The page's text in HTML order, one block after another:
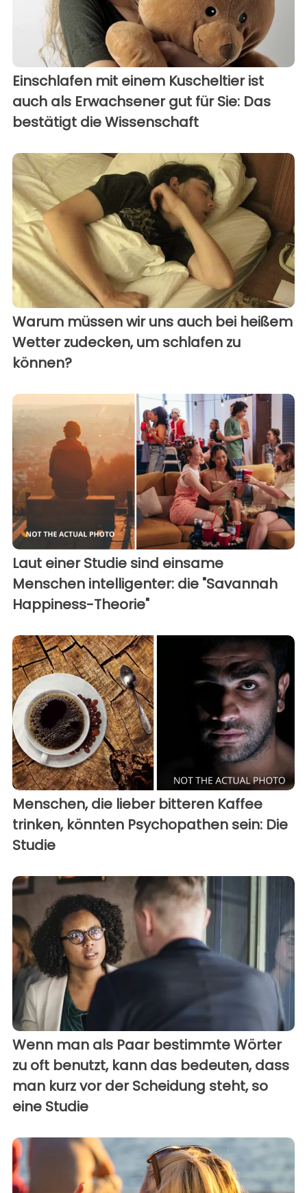
Einschlafen mit einem Kuscheltier ist
auch als Erwachsener gut für Sie: Das
bestätigt die Wissenschaft
Warum müssen wir uns auch bei heißem
Wetter zudecken, um schlafen zu
können?
Laut einer Studie sind einsame
Menschen intelligenter: die "Savannah
Happiness-Theorie"
Menschen, die lieber bitteren Kaffee
trinken, könnten Psychopathen sein: Die
Studie
Wenn man als Paar bestimmte Wörter
zu oft benutzt, kann das bedeuten, dass
man kurz vor der Scheidung steht, so
eine Studie